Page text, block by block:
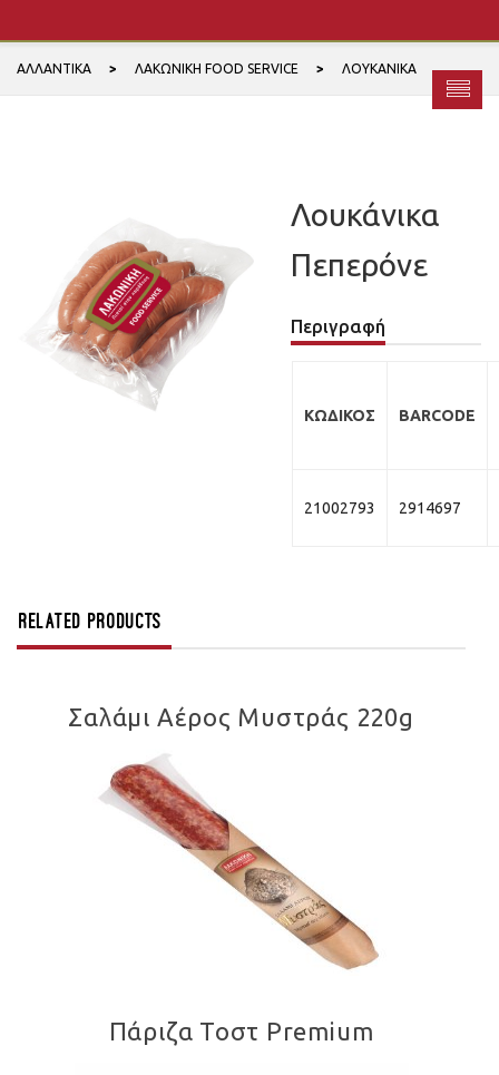
ΑΛΛΑΝΤΙΚΆ ΛΑΚΩΝΙΚΉ FOOD SERVICE ΛΟΥΚΆΝΙΚΑ
Λουκάνικα
Πεπερόνε
Περιγραφή
ΚΩΔΙΚΟΣ BARCODE
21002793 2914697
Related products
Σαλάμι Αέρος Μυστράς 220g
Πάριζα Τοστ Premium